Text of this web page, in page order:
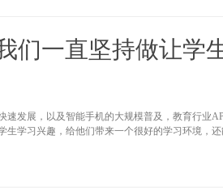
们一直坚持做让学
速发展，以及智能手机的大规模普及，教育行业
生学习兴趣，给他们带来一个很好的学习环境，